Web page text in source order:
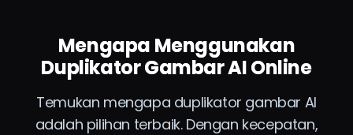
Mengapa Menggunakan
Duplikator Gambar AI Online
Temukan mengapa duplikator gambar AI
adalah pilihan terbaik. Dengan kecepatan,